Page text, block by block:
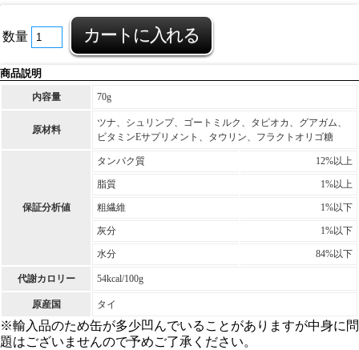
数量
商品説明
内容量 70g
原材料
ツナ、シュリンプ、ゴートミルク、タピオカ、グアガム、
ビタミンEサプリメント、タウリン、フラクトオリゴ糖
保証分析値
タンパク質 12%以上
脂質 1%以上
粗繊維 1%以下
灰分 1%以下
水分 84%以下
代謝カロリー 54kcal/100g
原産国 タイ
※輸入品のため缶が多少凹んでいることがありますが中身に問
題はございませんので予めご了承ください。